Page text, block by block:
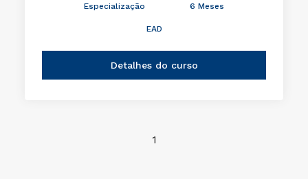
Especialização
6 Meses
EAD
Detalhes do curso
1